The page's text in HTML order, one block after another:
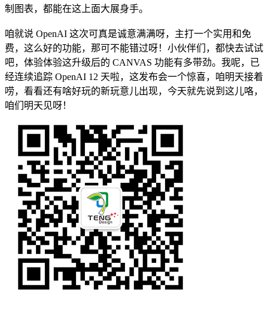
制图表，都能在这上面大展身手。
咱就说 OpenAI 这次可真是诚意满满呀，主打一个实用和免
费，这么好的功能，那可不能错过呀！小伙伴们，都快去试试
吧，体验体验这升级后的 CANVAS 功能有多带劲。我呢，已
经连续追踪 OpenAI 12 天啦，这发布会一个惊喜，咱明天接着
唠，看看还有啥好玩的新玩意儿出现，今天就先说到这儿咯，
咱们明天见呀！